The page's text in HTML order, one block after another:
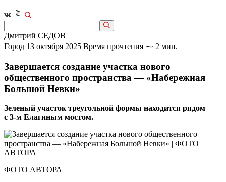
Дмитрий СЕДОВ
Город 13 октября 2025 Время прочтения ⁓ 2 мин.
Завершается создание участка нового
общественного пространства — «Набережная
Большой Невки»
Зеленый участок треугольной формы находится рядом
с 3‑м Елагиным мостом.
ФОТО АВТОРА